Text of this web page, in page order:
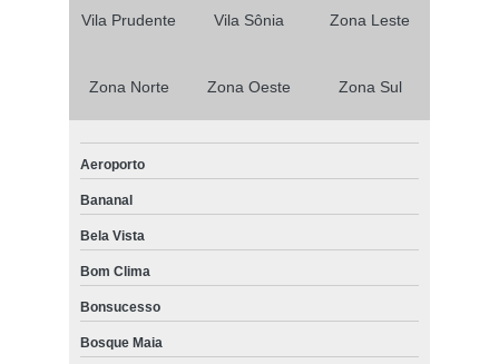
Vila Prudente Vila Sônia Zona Leste
Zona Norte Zona Oeste Zona Sul
Aeroporto
Bananal
Bela Vista
Bom Clima
Bonsucesso
Bosque Maia